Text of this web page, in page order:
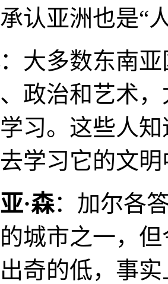
认亚洲也是“
：大多数东南
政治和艺术
习。这些人
学习它的文
·森：加尔各
城市之一，
奇的低，事